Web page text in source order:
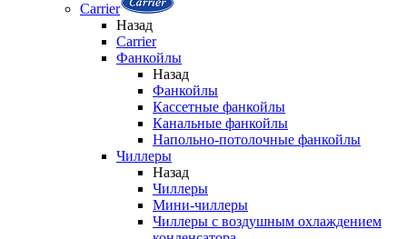
Carrier
Назад
Carrier
Фанкойлы
Назад
Фанкойлы
Кассетные фанкойлы
Канальные фанкойлы
Напольно-потолочные фанкойлы
Чиллеры
Назад
Чиллеры
Мини-чиллеры
Чиллеры с воздушным охлаждением